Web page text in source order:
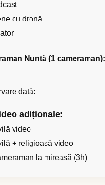
cu dronă
Nuntă (1 cameraman):
dată:
adiționale:
video
+ religioasă video
la mireasă (3h)